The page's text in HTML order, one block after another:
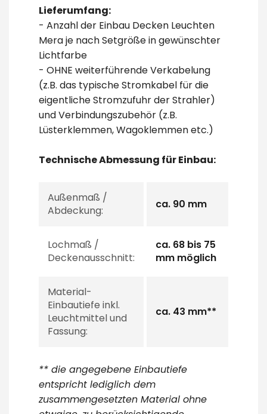
Lieferumfang:
- Anzahl der Einbau Decken Leuchten
Mera je nach Setgröße in gewünschter
Lichtfarbe
- OHNE weiterführende Verkabelung
(z.B. das typische Stromkabel für die
eigentliche Stromzufuhr der Strahler)
und Verbindungszubehör (z.B.
Lüsterklemmen, Wagoklemmen etc.)
Technische Abmessung für Einbau:
Außenmaß /
Abdeckung:
ca. 90 mm
Lochmaß /
Deckenausschnitt:
ca. 68 bis 75
mm möglich
Material-
Einbautiefe inkl.
Leuchtmittel und
Fassung:
ca. 43 mm**
** die angegebene Einbautiefe
entspricht lediglich dem
zusammengesetzten Material ohne